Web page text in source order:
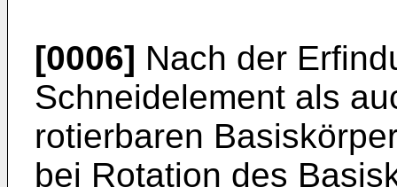
[0006] Nach der
Schneidelement als
rotierbaren
bei Rotation des